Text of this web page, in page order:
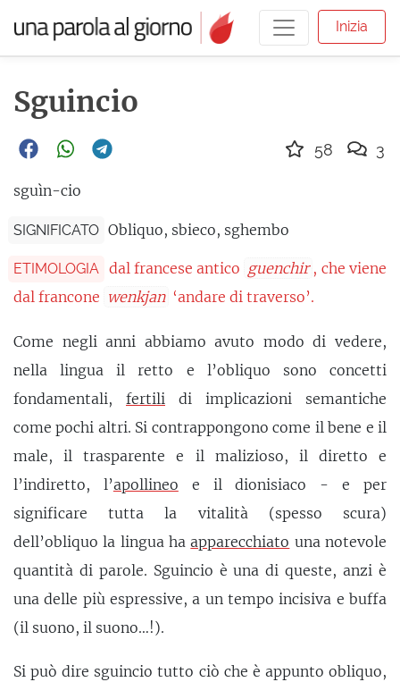
Inizia
Sguincio
sguìn-cio
SIGNIFICATO Obliquo, sbieco, sghembo
ETIMOLOGIA dal francese antico guenchir , che viene
dal francone wenkjan ‘andare di traverso’.
Come negli anni abbiamo avuto modo di vedere,
nella lingua il retto e l’obliquo sono concetti
fondamentali, fertili di implicazioni semantiche
come pochi altri. Si contrappongono come il bene e il
male, il trasparente e il malizioso, il diretto e
l’indiretto, l’apollineo e il dionisiaco - e per
significare tutta la vitalità (spesso scura)
dell’obliquo la lingua haapparecchiato una notevole
quantità di parole. Sguincio è una di queste, anzi è
una delle più espressive, a un tempo incisiva e buffa
(il suono, il suono…!).
Si può dire sguincio tutto ciò che è appunto obliquo,
58 3